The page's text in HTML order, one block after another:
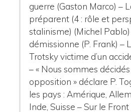
guerre (Gaston Marco) –
préparent (4 : rôle et
stalinisme) (Michel
démissionne (P. Frank) –
Trotsky victime d’un
– « Nous sommes
opposition » déclare P.
les pays : Amérique,
Inde, Suisse – Sur le Front